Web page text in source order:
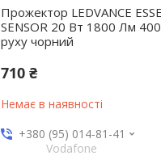
Прожектор LEDVANCE
SENSOR 20 Вт 1800 Лм
руху чорний
710 ₴
Немає в наявності
+380 (95) 014-81-41
Vodafone